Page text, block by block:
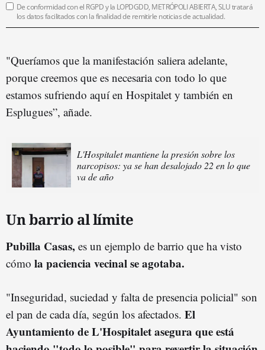
De conformidad con el RGPD y la LOPDGDD, METRÓPOLI ABIERTA, SLU tratará
los datos facilitados con la finalidad de remitirle noticias de actualidad.
"Queríamos que la manifestación saliera adelante,
porque creemos que es necesaria con todo lo que
estamos sufriendo aquí en Hospitalet y también en
Esplugues”, añade.
L'Hospitalet mantiene la presión sobre los
narcopisos: ya se han desalojado 22 en lo que
va de año
Un barrio al límite
Pubilla Casas, es un ejemplo de barrio que ha visto
cómo la paciencia vecinal se agotaba.
"Inseguridad, suciedad y falta de presencia policial" son
el pan de cada día, según los afectados. El
Ayuntamiento de L'Hospitalet asegura que está